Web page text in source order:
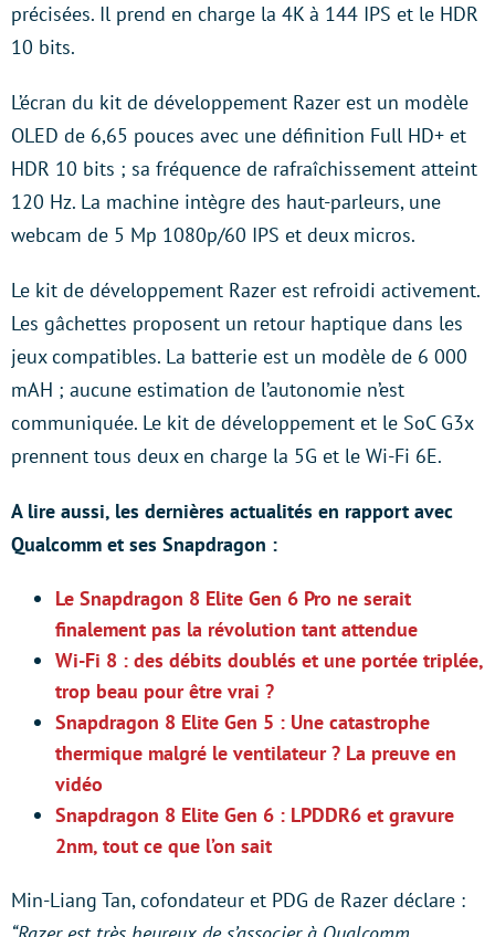
précisées. Il prend en charge la 4K à 144 IPS et le HDR
10 bits.
L’écran du kit de développement Razer est un modèle
OLED de 6,65 pouces avec une définition Full HD+ et
HDR 10 bits ; sa fréquence de rafraîchissement atteint
120 Hz. La machine intègre des haut-parleurs, une
webcam de 5 Mp 1080p/60 IPS et deux micros.
Le kit de développement Razer est refroidi activement.
Les gâchettes proposent un retour haptique dans les
jeux compatibles. La batterie est un modèle de 6 000
mAH ; aucune estimation de l’autonomie n’est
communiquée. Le kit de développement et le SoC G3x
prennent tous deux en charge la 5G et le Wi-Fi 6E.
A lire aussi, les dernières actualités en rapport avec
Qualcomm et ses Snapdragon :
Le Snapdragon 8 Elite Gen 6 Pro ne serait
finalement pas la révolution tant attendue
Wi-Fi 8 : des débits doublés et une portée triplée,
trop beau pour être vrai ?
Snapdragon 8 Elite Gen 5 : Une catastrophe
thermique malgré le ventilateur ? La preuve en
vidéo
Snapdragon 8 Elite Gen 6 : LPDDR6 et gravure
2nm, tout ce que l’on sait
Min-Liang Tan, cofondateur et PDG de Razer déclare :